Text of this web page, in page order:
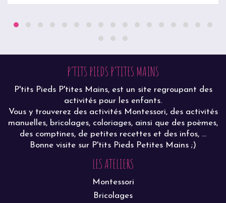
P’TITS PIEDS P’TITES MAINS
P'tits Pieds P'tites Mains, est un site regroupant des
activités pour les enfants.
Vous y trouverez des activités Montessori, des activités
manuelles, bricolages, coloriages, ainsi que des poèmes,
des comptines, de petites recettes et des infos, ...
Bonne visite sur P'tits Pieds Petites Mains ;)
LES ATELIERS
Montessori
Bricolages